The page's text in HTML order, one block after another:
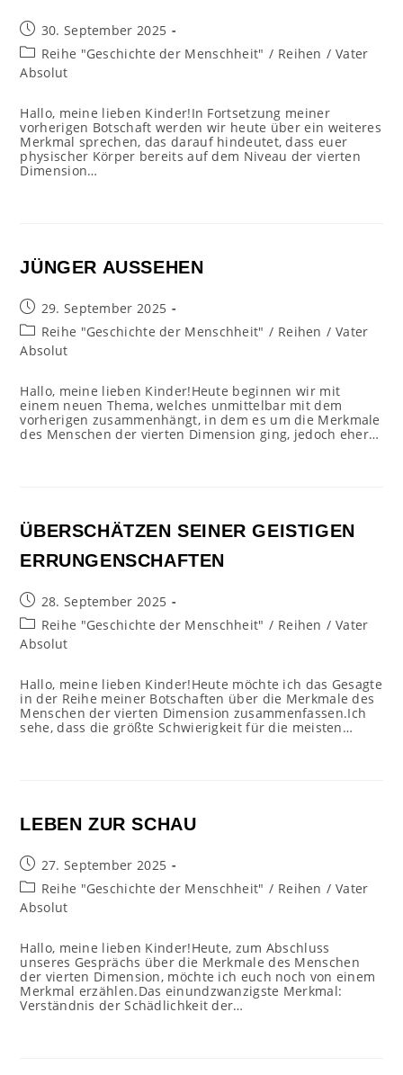
Beitrag
veröffentlicht:
30. September 2025
Beitrags-
Kategorie:
Reihe "Geschichte der Menschheit" / Reihen / Vater
Absolut
Hallo, meine lieben Kinder!In Fortsetzung meiner
vorherigen Botschaft werden wir heute über ein weiteres
Merkmal sprechen, das darauf hindeutet, dass euer
physischer Körper bereits auf dem Niveau der vierten
Dimension…
JÜNGER AUSSEHEN
Beitrag
veröffentlicht:
29. September 2025
Beitrags-
Kategorie:
Reihe "Geschichte der Menschheit" / Reihen / Vater
Absolut
Hallo, meine lieben Kinder!Heute beginnen wir mit
einem neuen Thema, welches unmittelbar mit dem
vorherigen zusammenhängt, in dem es um die Merkmale
des Menschen der vierten Dimension ging, jedoch eher…
ÜBERSCHÄTZEN SEINER GEISTIGEN
ERRUNGENSCHAFTEN
Beitrag
veröffentlicht:
28. September 2025
Beitrags-
Kategorie:
Reihe "Geschichte der Menschheit" / Reihen / Vater
Absolut
Hallo, meine lieben Kinder!Heute möchte ich das Gesagte
in der Reihe meiner Botschaften über die Merkmale des
Menschen der vierten Dimension zusammenfassen.Ich
sehe, dass die größte Schwierigkeit für die meisten…
LEBEN ZUR SCHAU
Beitrag
veröffentlicht:
27. September 2025
Beitrags-
Kategorie:
Reihe "Geschichte der Menschheit" / Reihen / Vater
Absolut
Hallo, meine lieben Kinder!Heute, zum Abschluss
unseres Gesprächs über die Merkmale des Menschen
der vierten Dimension, möchte ich euch noch von einem
Merkmal erzählen.Das einundzwanzigste Merkmal:
Verständnis der Schädlichkeit der…